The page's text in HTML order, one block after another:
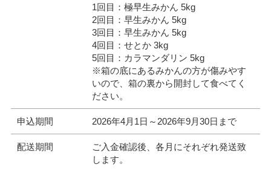
1回目：極早生みかん 5kg
2回目：早生みかん 5kg
3回目：早生みかん 5kg
4回目：せとか 3kg
5回目：カラマンダリン 5kg
※箱の底にあるみかんの方が傷みやす
いので、箱の裏から開封して食べてく
ださい。
申込期間 2026年4月1日～2026年9月30日まで
配送期間
ご入金確認後、各月にそれぞれ発送致
します。